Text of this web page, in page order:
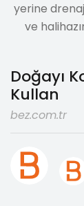
yerine
ve
Doğayı
Kullan
bez.com.tr